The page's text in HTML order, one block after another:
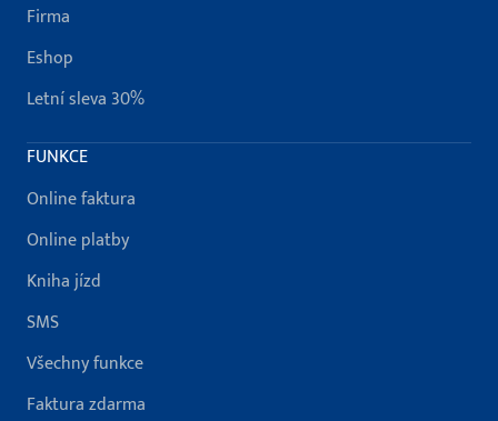
Firma
Eshop
Letní sleva 30%
FUNKCE
Online faktura
Online platby
Kniha jízd
SMS
Všechny funkce
Faktura zdarma